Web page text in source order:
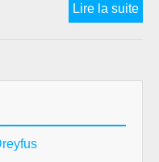
Lire la suite
du
du